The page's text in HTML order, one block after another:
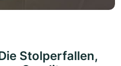
Stolperfallen,